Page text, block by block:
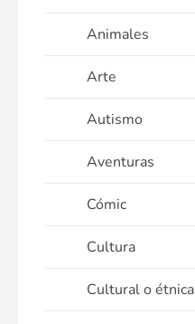
Animales
Arte
Autismo
Aventuras
Cómic
Cultura
Cultural o étnica